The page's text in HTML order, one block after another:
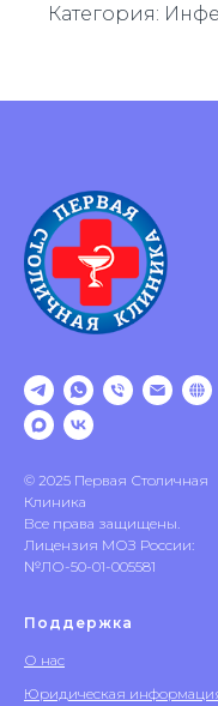
Категория:
© 2025 Первая Столичная
Клиника
Все права защищены.
Лицензия МОЗ России:
№ЛО-50-01-005581
Поддержка
О нас
Юридическая